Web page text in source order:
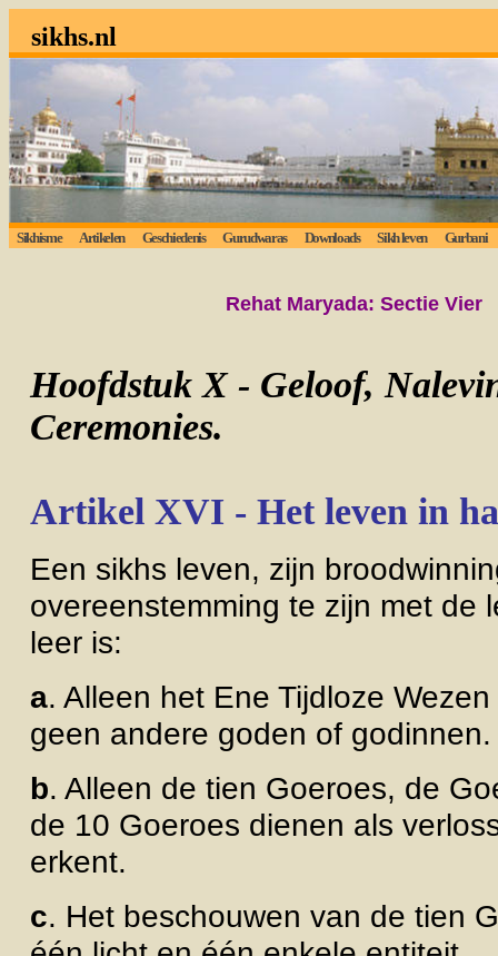
sikhs.nl
Sikhisme Artikelen Geschiedenis Gurudwaras Downloads Sikh leven Gurbani
Rehat Maryada: Sectie Vier
Hoofdstuk X - Geloof,
Ceremonies.
Artikel XVI - Het leven in
Een sikhs leven, zijn
overeenstemming te zijn met de
leer is:
a. Alleen het Ene Tijdloze
geen andere goden of godinnen.
b. Alleen de tien Goeroes, de
de 10 Goeroes dienen als
erkent.
c. Het beschouwen van de tien